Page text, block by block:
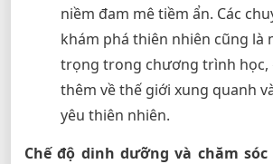
niềm đam mê tiềm ẩn. Các
khám phá thiên nhiên cũng là
trọng trong chương trình học,
thêm về thế giới xung quanh
yêu thiên nhiên.
Chế độ dinh dưỡng và chăm